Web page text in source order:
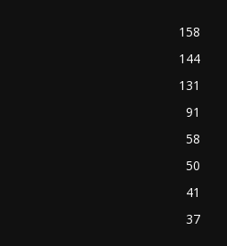
158
144
131
91
58
50
41
37